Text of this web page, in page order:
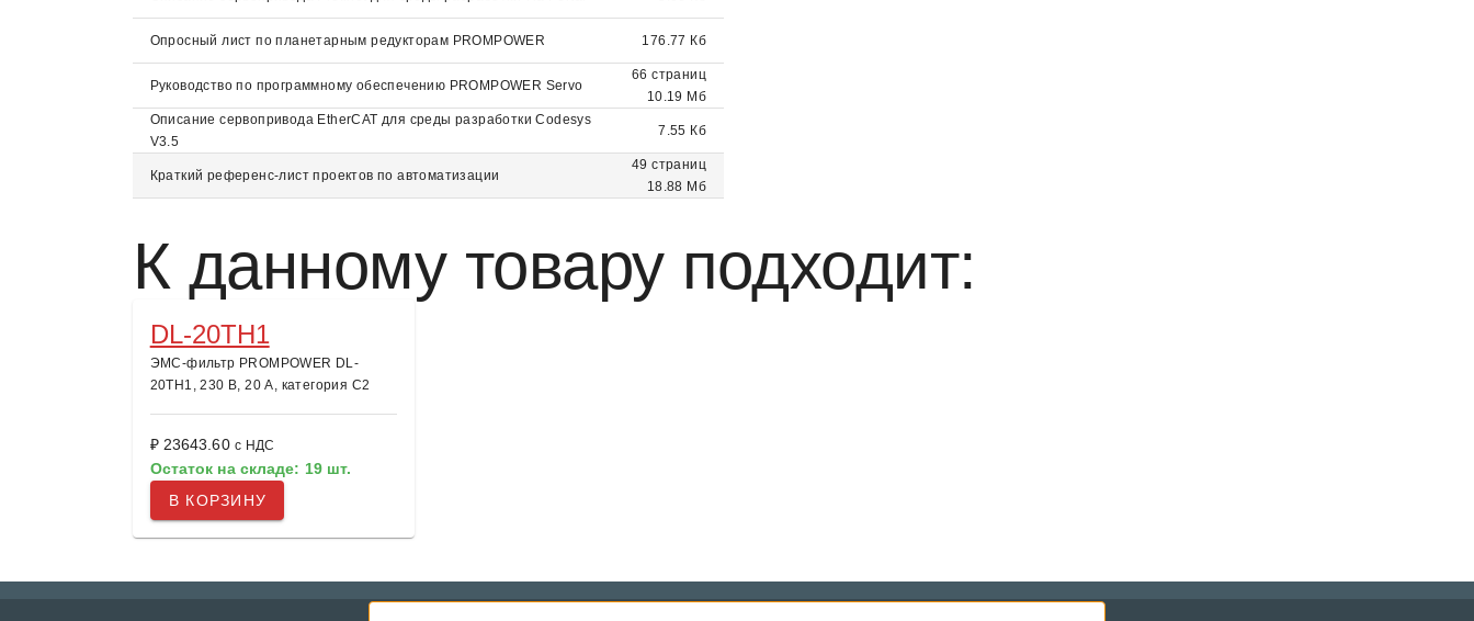
Опросный лист по планетарным редукторам PROMPOWER 176.77 Кб
Руководство по программному обеспечению PROMPOWER Servo
66 страниц
10.19 Мб
Описание сервопривода EtherCAT для среды разработки Codesys
V3.5
7.55 Кб
Краткий референс-лист проектов по автоматизации
49 страниц
18.88 Мб
К данному товару подходит:
DL-20TH1
ЭМС-фильтр PROMPOWER DL-
20TH1, 230 В, 20 А, категория C2
₽ 23643.60 с НДС
Остаток на складе: 19 шт.
В КОРЗИНУ